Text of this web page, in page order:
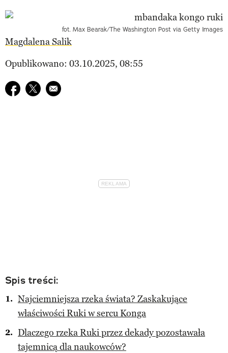
fot. Max Bearak/The Washington Post via Getty Images
Magdalena Salik
Opublikowano: 03.10.2025, 08:55
Udostępnij na facebook
Udostępnij na twitter
E-mail do przyjaciela
Spis treści:
Najciemniejsza rzeka świata? Zaskakujące
właściwości Ruki w sercu Konga
Dlaczego rzeka Ruki przez dekady pozostawała
tajemnicą dla naukowców?